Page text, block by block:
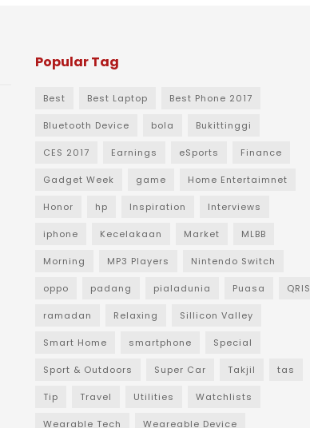
Popular Tag
Best Best Laptop Best Phone 2017
Bluetooth Device bola Bukittinggi
CES 2017 Earnings eSports Finance
Gadget Week game Home Entertaimnet
Honor hp Inspiration Interviews
iphone Kecelakaan Market MLBB
Morning MP3 Players Nintendo Switch
oppo padang pialadunia Puasa QRIS
ramadan Relaxing Sillicon Valley
Smart Home smartphone Special
Sport & Outdoors Super Car Takjil tas
Tip Travel Utilities Watchlists
Wearable Tech Weareable Device